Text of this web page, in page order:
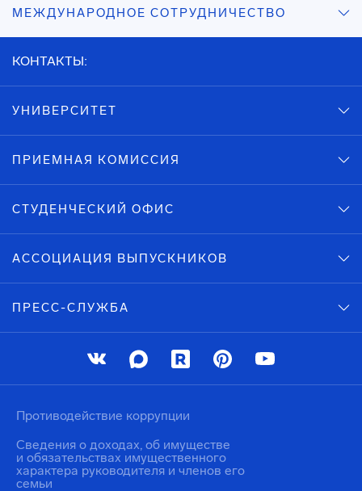
МЕЖДУНАРОДНОЕ СОТРУДНИЧЕСТВО
КОНТАКТЫ:
УНИВЕРСИТЕТ
ПРИЕМНАЯ КОМИССИЯ
СТУДЕНЧЕСКИЙ ОФИС
АССОЦИАЦИЯ ВЫПУСКНИКОВ
ПРЕСС-СЛУЖБА
Противодействие коррупции
Сведения о доходах, об имуществе
и обязательствах имущественного
характера руководителя и членов его
семьи